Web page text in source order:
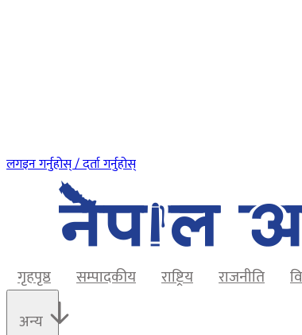
लगइन गर्नुहोस् / दर्ता गर्नुहोस्
गृहपृष्ठ सम्पादकीय राष्ट्रिय राजनीति
अन्य